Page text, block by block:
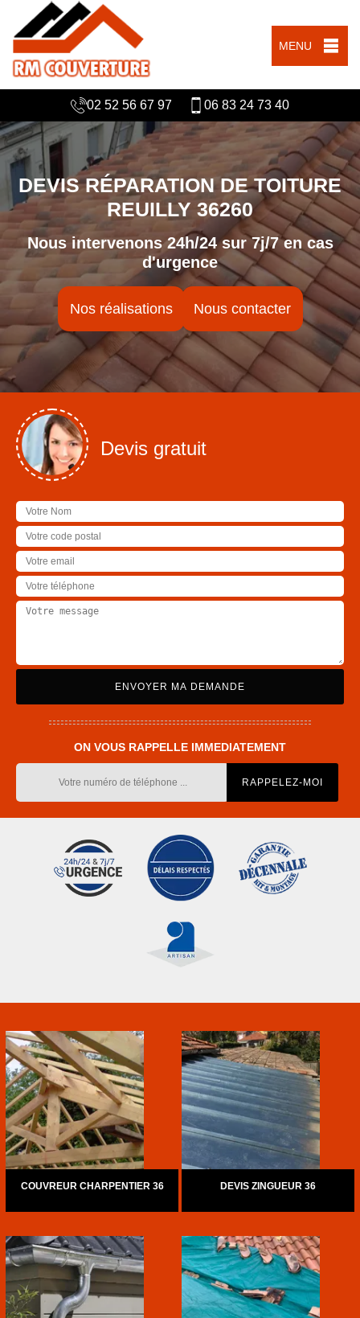
MENU
02 52 56 67 97 06 83 24 73 40
DEVIS RÉPARATION DE TOITURE
REUILLY 36260
Nous intervenons 24h/24 sur 7j/7 en cas
d'urgence
Nos réalisations Nous contacter
Devis gratuit
ON VOUS RAPPELLE IMMEDIATEMENT
COUVREUR CHARPENTIER 36 DEVIS ZINGUEUR 36